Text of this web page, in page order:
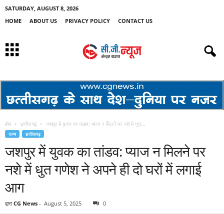
SATURDAY, AUGUST 8, 2026
HOME
ABOUT US PRIVACY POLICY CONTACT US
होम छत्तीसगढ़ जशपुर में युवक का तांडव: प्याज न मिलने पर नशे में धुत...
राज्य छत्तीसगढ़
जशपुर में युवक का तांडव: प्याज न मिलने पर
नशे में धुत गणेश ने अपने ही दो घरों में लगाई
आग
द्वारा CG News - August 5, 2025 0